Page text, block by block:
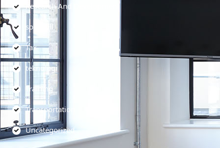
Research And Development
soft skill
Tax
teknologi
Training
Transportation
Uncategorized